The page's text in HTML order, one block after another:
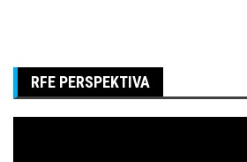
RFE PERSPEKTIVA